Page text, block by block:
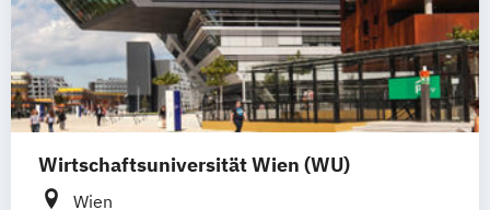
Wirtschaftsuniversität Wien (WU)
Wien